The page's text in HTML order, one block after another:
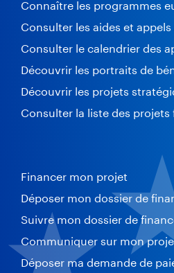
Connaître les programmes
Consulter les aides et
Consulter le calendrier des
Découvrir les portraits de
Découvrir les projets
Consulter la liste des projets
Financer mon projet
Déposer mon dossier de
Suivre mon dossier de
Communiquer sur mon
Déposer ma demande de